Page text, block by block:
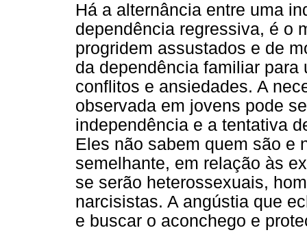
Há a alternância entre uma
dependência regressiva, é o
progridem assustados e de
da dependência familiar
conflitos e ansiedades. A
observada em jovens pode
independência e a tentativa
Eles não sabem quem são e
semelhante, em relação às
se serão heterossexuais,
narcisistas. A angústia que
e buscar o aconchego e